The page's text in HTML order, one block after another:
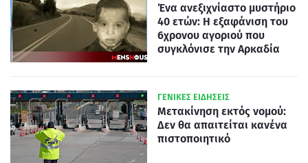
Ένα ανεξιχνίαστο μυστήριο
40 ετών: Η εξαφάνιση του
6χρονου αγοριού που
συγκλόνισε την Αρκαδία
ΓΕΝΙΚΕΣ ΕΙΔΗΣΕΙΣ
Μετακίνηση εκτός νομού:
Δεν θα απαιτείται κανένα
πιστοποιητικό